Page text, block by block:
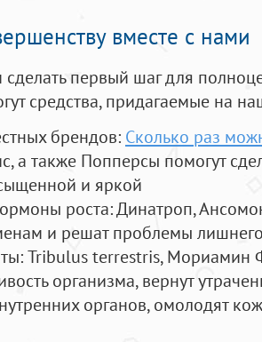
вместе с нами
первый шаг для
средства, придагаемые на
брендов: Сколько раз
а также Попперсы помогут
и яркой
роста: Динатроп,
и решат проблемы
Tribulus terrestris, Мориамин
организма, вернут
органов, омолодят